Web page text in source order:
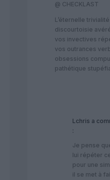
@ CHECKLAST
L’éternelle
discourtoisie
vos invectives
vos outrances
obsessions
pathétique
Lchris a
:
Je pense
lui répéter
pour une
il se met à